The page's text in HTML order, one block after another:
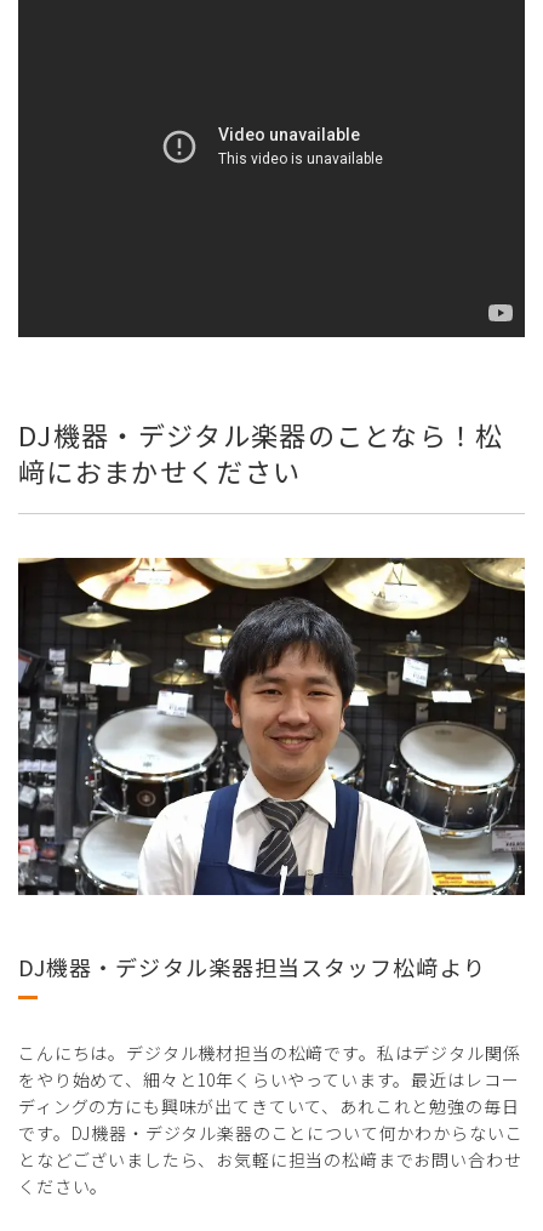
DJ機器・デジタル楽器のことなら！松
﨑におまかせください
DJ機器・デジタル楽器担当スタッフ松﨑より
こんにちは。デジタル機材担当の松﨑です。私はデジタル関係
をやり始めて、細々と10年くらいやっています。最近はレコー
ディングの方にも興味が出てきていて、あれこれと勉強の毎日
です。DJ機器・デジタル楽器のことについて何かわからないこ
となどございましたら、お気軽に担当の松﨑までお問い合わせ
ください。